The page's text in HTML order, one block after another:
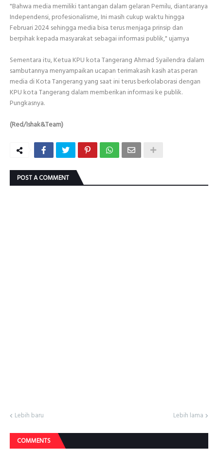
"Bahwa media memiliki tantangan dalam gelaran Pemilu, diantaranya
Independensi, profesionalisme, Ini masih cukup waktu hingga
Februari 2024 sehingga media bisa terus menjaga prinsip dan
berpihak kepada masyarakat sebagai informasi publik," ujarnya
Sementara itu, Ketua KPU kota Tangerang Ahmad Syailendra dalam
sambutannya menyampaikan ucapan terimakasih kasih atas peran
media di Kota Tangerang yang saat ini terus berkolaborasi dengan
KPU kota Tangerang dalam memberikan informasi ke publik.
Pungkasnya.
(Red/Ishak&Team)
POST A COMMENT
Lebih baru Lebih lama
COMMENTS